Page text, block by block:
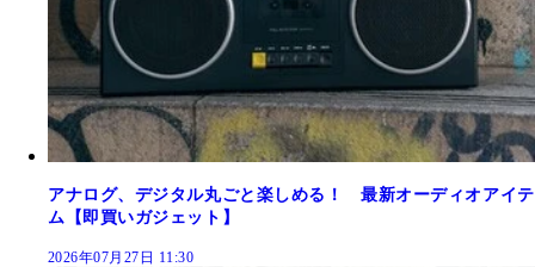
アナログ、デジタル丸ごと楽しめる！ 最新オーディオアイテ
ム【即買いガジェット】
2026年07月27日 11:30